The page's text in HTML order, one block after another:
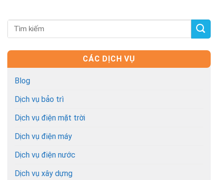
CÁC DỊCH VỤ
Blog
Dịch vụ bảo trì
Dịch vụ điện mặt trời
Dịch vụ điện máy
Dịch vụ điện nước
Dịch vụ xây dựng